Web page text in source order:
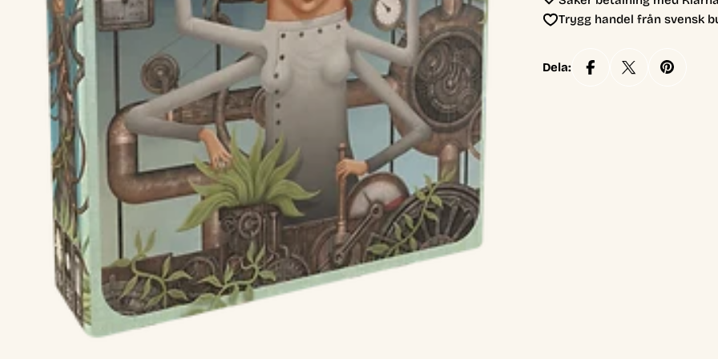
Trygg handel från svensk
Dela: